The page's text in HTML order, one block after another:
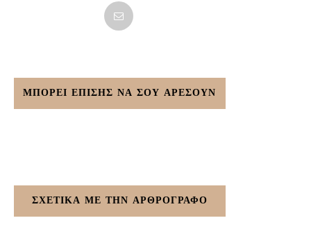
ΜΠΟΡΕΙ ΕΠΙΣΗΣ ΝΑ ΣΟΥ ΑΡΕΣΟΥΝ
ΣΧΕΤΙΚΑ ΜΕ ΤΗΝ ΑΡΘΡΟΓΡΑΦΟ